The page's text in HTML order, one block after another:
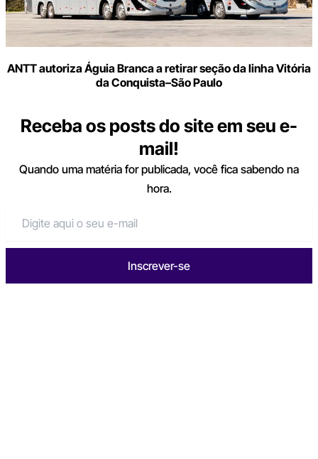
ANTT autoriza Águia Branca a retirar seção da linha Vitória
da Conquista–São Paulo
Receba os posts do site em seu e-
mail!
Quando uma matéria for publicada, você fica sabendo na
hora.
Inscrever-se